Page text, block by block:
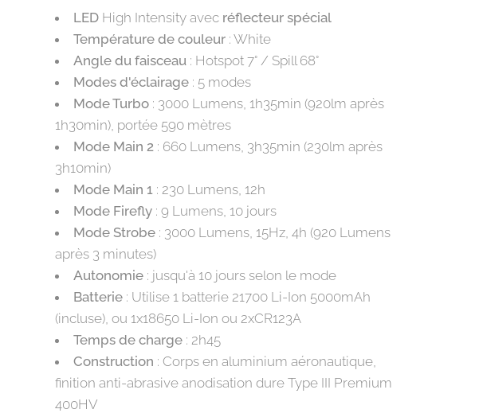
LED High Intensity avec réflecteur spécial
Température de couleur : White
Angle du faisceau : Hotspot 7° / Spill 68°
Modes d'éclairage : 5 modes
Mode Turbo : 3000 Lumens, 1h35min (920lm après
1h30min), portée 590 mètres
Mode Main 2 : 660 Lumens, 3h35min (230lm après
3h10min)
Mode Main 1 : 230 Lumens, 12h
Mode Firefly : 9 Lumens, 10 jours
Mode Strobe : 3000 Lumens, 15Hz, 4h (920 Lumens
après 3 minutes)
Autonomie : jusqu'à 10 jours selon le mode
Batterie : Utilise 1 batterie 21700 Li-Ion 5000mAh
(incluse), ou 1x18650 Li-Ion ou 2xCR123A
Temps de charge : 2h45
Construction : Corps en aluminium aéronautique,
finition anti-abrasive anodisation dure Type III Premium
400HV